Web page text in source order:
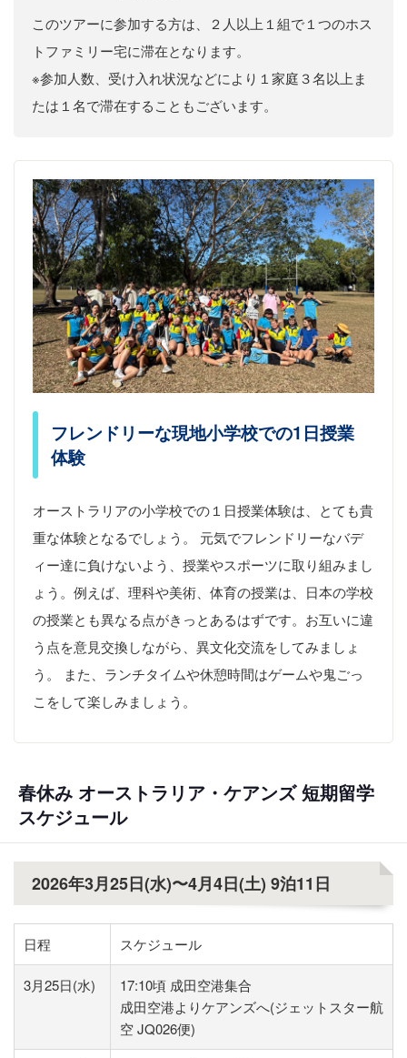
このツアーに参加する方は、２人以上１組で１つのホス
トファミリー宅に滞在となります。
※参加人数、受け入れ状況などにより１家庭３名以上ま
たは１名で滞在することもございます。
フレンドリーな現地小学校での1日授業
体験
オーストラリアの小学校での１日授業体験は、とても貴
重な体験となるでしょう。 元気でフレンドリーなバデ
ィー達に負けないよう、授業やスポーツに取り組みまし
ょう。例えば、理科や美術、体育の授業は、日本の学校
の授業とも異なる点がきっとあるはずです。お互いに違
う点を意見交換しながら、異文化交流をしてみましょ
う。 また、ランチタイムや休憩時間はゲームや鬼ごっ
こをして楽しみましょう。
春休み オーストラリア・ケアンズ 短期留学
スケジュール
2026年3月25日(水)〜4月4日(土) 9泊11日
日程 スケジュール
3月25日(水)
17:10頃 成田空港集合
成田空港よりケアンズへ(ジェットスター航
空 JQ026便)